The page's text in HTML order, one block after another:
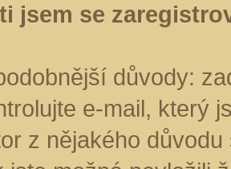
jsem se
důvody:
e-mail, který
z nějakého